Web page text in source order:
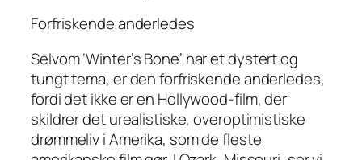
Forfriskende anderledes
Selvom ‘Winter’s Bone’ har et dystert og
tungt tema, er den forfriskende anderledes,
fordi detikkeer en Hollywood-film, der
skildrer det urealistiske, overoptimistiske
drømmeliv i Amerika, som de fleste